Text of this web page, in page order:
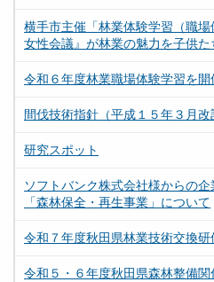
横手市主催「林業体験学習（職
女性会議』が林業の魅力を子供た
令和６年度林業職場体験学習を開
間伐技術指針（平成１５年３月改
研究スポット
ソフトバンク株式会社様からの
「森林保全・再生事業」について
令和７年度秋田県林業技術交換
令和５・６年度秋田県森林整備